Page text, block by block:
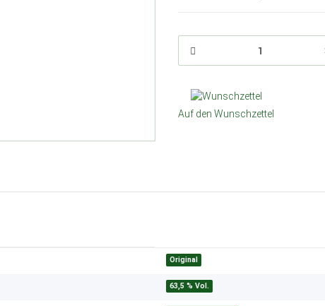
Auf den Wunschzettel
Original
63,5 % Vol.